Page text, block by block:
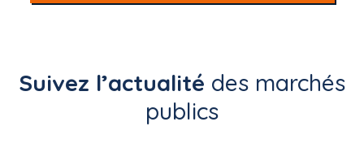
Suivez l’actualité des marchés
publics